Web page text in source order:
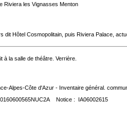
Riviera les Vignasses Menton
dit Hôtel Cosmopolitain, puis Riviera Palace,
à la salle de théâtre. Verrière.
Alpes-Côte d'Azur - Inventaire général.
Notice : IA06002615